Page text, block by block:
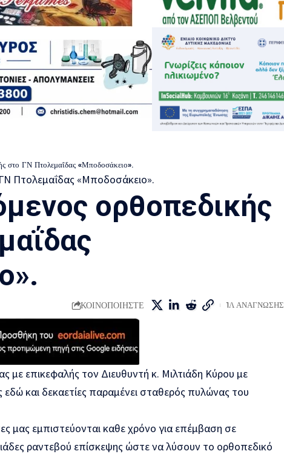
στο ΓΝ Πτολεμαΐδας «Μποδοσάκειο».
ορθοπεδικής
ΚΟΙΝΟΠΟΙΗΣΤΕ 1Λ ΑΝΑΓΝΩΣΗΣ
με επικεφαλής τον Διευθυντή κ. Μιλτιάδη Κύρου με
και δεκαετίες παραμένει σταθερός πυλώνας του
μας εμπιστεύονται καθε χρόνο για επέμβαση σε
ραντεβού επίσκεψης ώστε να λύσουν το ορθοπεδικό